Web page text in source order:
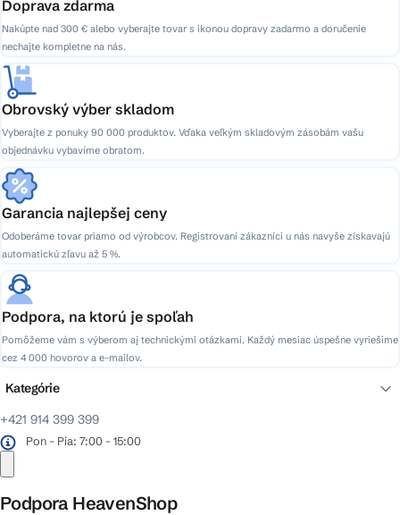
Doprava zdarma
Nakúpte nad 300 € alebo vyberajte tovar s ikonou dopravy zadarmo a doručenie
nechajte kompletne na nás.
Obrovský výber skladom
Vyberajte z ponuky 90 000 produktov. Vďaka veľkým skladovým zásobám vašu
objednávku vybavíme obratom.
Garancia najlepšej ceny
Odoberáme tovar priamo od výrobcov. Registrovaní zákazníci u nás navyše získavajú
automatickú zľavu až 5 %.
Podpora, na ktorú je spoľah
Pomôžeme vám s výberom aj technickými otázkami. Každý mesiac úspešne vyriešime
cez 4 000 hovorov a e-mailov.
+421 914 399 399
Pon - Pia: 7:00 - 15:00
Podpora HeavenShop
Kategórie